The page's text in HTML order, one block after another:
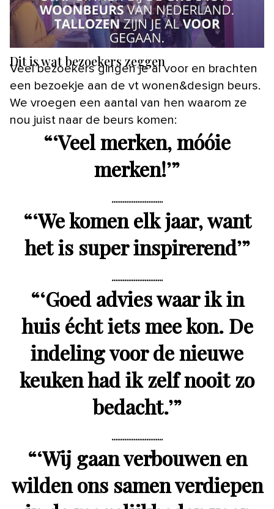
Dit is wat bezoekers zeggen
Veel bezoekers gingen je al voor en brachten
een bezoekje aan de vt wonen&design beurs.
We vroegen een aantal van hen waarom ze
nou juist naar de beurs komen:
“‘Veel merken, móóie
merken!’”
“‘We komen elk jaar, want
het is super inspirerend’”
“‘Goed advies waar ik in
huis écht iets mee kon. De
indeling voor de nieuwe
keuken had ik zelf nooit zo
bedacht.’”
“‘Wij gaan verbouwen en
wilden ons samen verdiepen